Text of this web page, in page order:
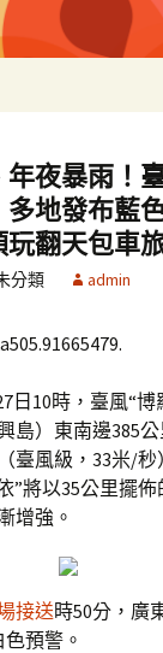
夜暴雨！
地發布藍
玩翻天包車
分類 admin
日10時，臺風“
島）東南邊385
臺風級，33米/
”將以35公里擺
增強。
接送時50分，廣
預警。